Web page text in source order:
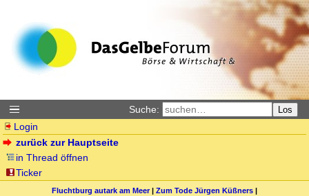
Suche: Los
Login
zurück zur Hauptseite
in Thread öffnen
Ticker
Fluchtburg autark am Meer| Zum Tode Jürgen Küßners |